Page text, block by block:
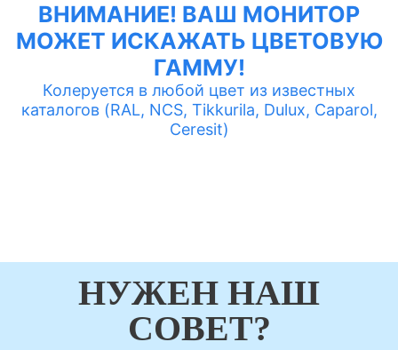
ВНИМАНИЕ! ВАШ МОНИТОР
МОЖЕТ ИСКАЖАТЬ ЦВЕТОВУЮ
ГАММУ!
Колеруется в любой цвет из известных
каталогов (RAL, NCS, Tikkurila, Dulux, Caparol,
Ceresit)
НУЖЕН НАШ
СОВЕТ?